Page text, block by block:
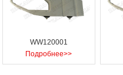
WW120001
Подробнее>>